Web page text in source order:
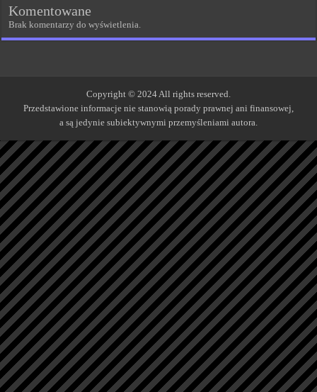
Komentowane
Brak komentarzy do wyświetlenia.
Copyright © 2024 All rights reserved.
Przedstawione informacje nie stanowią porady prawnej ani finansowej,
a są jedynie subiektywnymi przemyśleniami autora.